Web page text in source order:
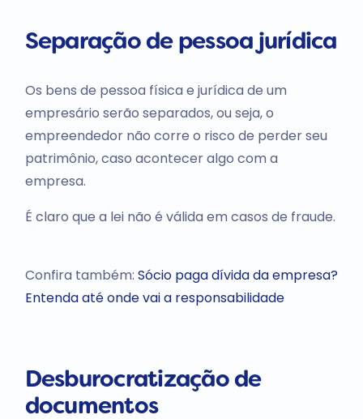
Separação de pessoa jurídica
Os bens de pessoa física e jurídica de um
empresário serão separados, ou seja, o
empreendedor não corre o risco de perder seu
patrimônio, caso acontecer algo com a
empresa.
É claro que a lei não é válida em casos de fraude.
Confira também: Sócio paga dívida da empresa?
Entenda até onde vai a responsabilidade
Desburocratização de
documentos